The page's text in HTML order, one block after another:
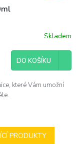
Skladem
DO KOŠÍKU
které Vám umožní
PRODUKTY